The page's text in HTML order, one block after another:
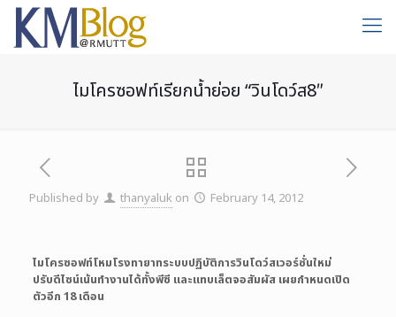
ไมโครซอฟท์เรียกน้ำย่อย “วินโดว์ส8″
Published by thanyaluk on February 14, 2012
ไมโครซอฟท์โหมโรงทายาทระบบปฏิบัติการวินโดว์สเวอร์ชั่นใหม่
ปรับดีไซน์เน้นทำงานได้ทั้งพีซี และแทบเล็ตจอสัมผัส เผยกำหนดเปิด
ตัวอีก 18 เดือน